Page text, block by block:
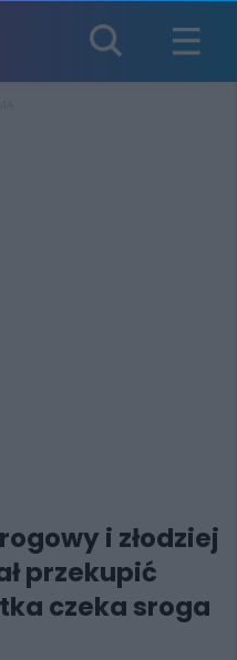
i złodziej
przekupić
czeka sroga